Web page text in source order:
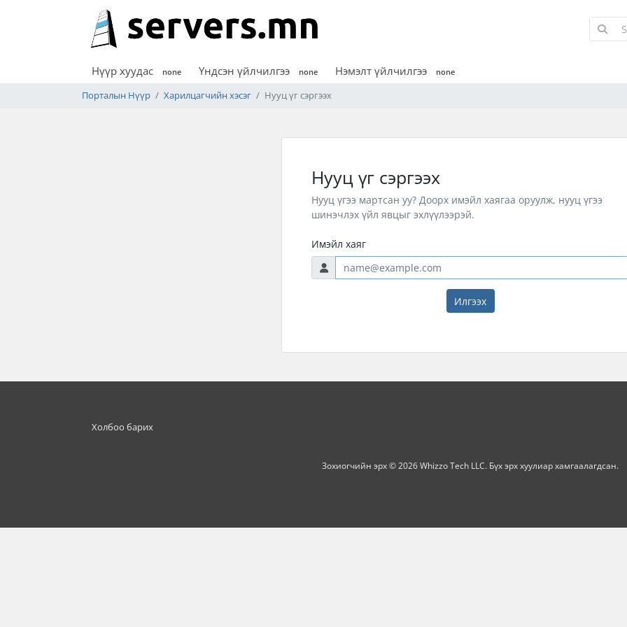
Нүүр хуудас none Үндсэн үйлчилгээ none Нэмэлт үйлчилгээ none
Порталын Нүүр Харилцагчийн хэсэг Нууц үг сэргээх
Нууц үг сэргээх
Нууц үгээ мартсан уу? Доорх имэйл хаягаа оруулж, нууц үгээ
шинэчлэх үйл явцыг эхлүүлээрэй.
Имэйл хаяг
Илгээх
Холбоо барих
Зохиогчийн эрх © 2026 Whizzo Tech LLC. Бүх эрх хуулиар хамгаалагдсан.